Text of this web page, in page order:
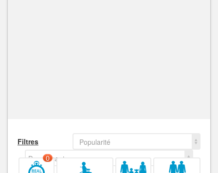
Filtres
Popularité
Decroissant
0